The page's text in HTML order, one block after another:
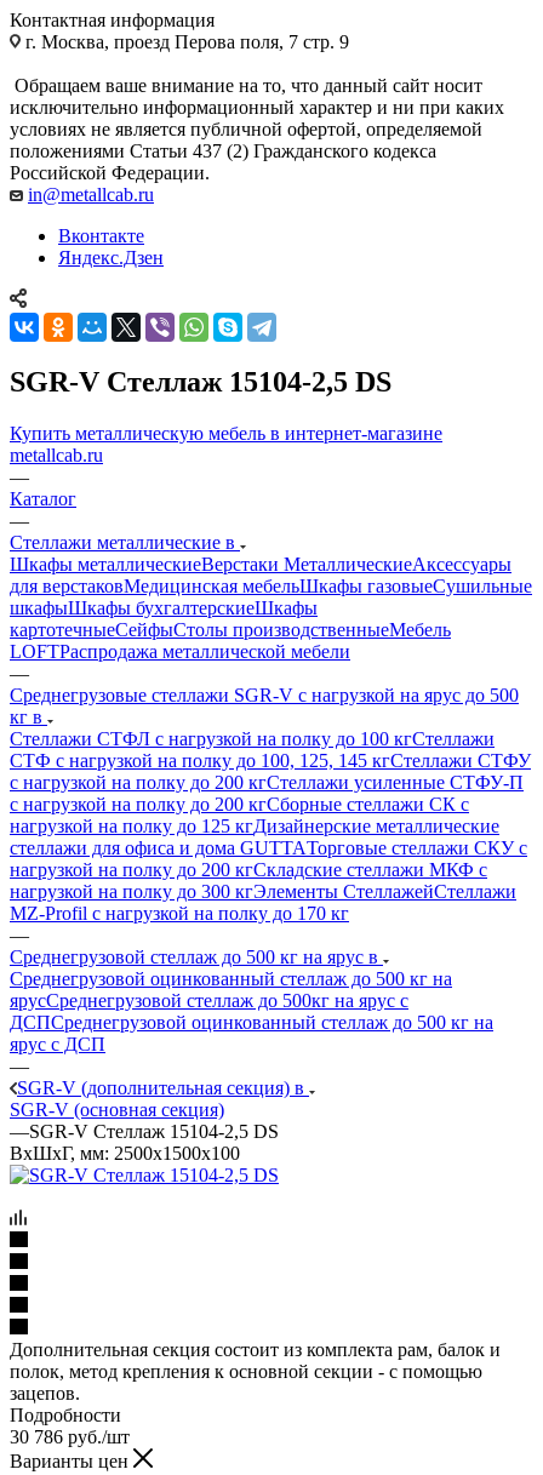
Контактная информация
г. Москва, проезд Перова поля, 7 стр. 9
Обращаем ваше внимание на то, что данный сайт носит
исключительно информационный характер и ни при каких
условиях не является публичной офертой, определяемой
положениями Статьи 437 (2) Гражданского кодекса
Российской Федерации.
in@metallcab.ru
Вконтакте
Яндекс.Дзен
SGR-V Стеллаж 15104-2,5 DS
Купить металлическую мебель в интернет-магазине
metallcab.ru
—
Каталог
—
Стеллажи металлические в
Шкафы металлическиеВерстаки МеталлическиеАксессуары
для верстаковМедицинская мебельШкафы газовыеСушильные
шкафыШкафы бухгалтерскиеШкафы
картотечныеСейфыСтолы производственныеМебель
LOFTРаспродажа металлической мебели
—
Среднегрузовые стеллажи SGR-V с нагрузкой на ярус до 500
кг в
Стеллажи СТФЛ с нагрузкой на полку до 100 кгСтеллажи
СТФ с нагрузкой на полку до 100, 125, 145 кгСтеллажи СТФУ
с нагрузкой на полку до 200 кгСтеллажи усиленные СТФУ-П
с нагрузкой на полку до 200 кгСборные стеллажи СК с
нагрузкой на полку до 125 кгДизайнерские металлические
стеллажи для офиса и дома GUTTAТорговые стеллажи СКУ с
нагрузкой на полку до 200 кгСкладские стеллажи МКФ с
нагрузкой на полку до 300 кгЭлементы СтеллажейСтеллажи
MZ-Profil с нагрузкой на полку до 170 кг
—
Среднегрузовой стеллаж до 500 кг на ярус в
Среднегрузовой оцинкованный стеллаж до 500 кг на
ярусСреднегрузовой стеллаж до 500кг на ярус с
ДСПСреднегрузовой оцинкованный стеллаж до 500 кг на
ярус с ДСП
—
SGR-V (дополнительная секция) в
SGR-V (основная секция)
—SGR-V Стеллаж 15104-2,5 DS
ВхШхГ, мм: 2500x1500x100
Дополнительная секция состоит из комплекта рам, балок и
полок, метод крепления к основной секции - с помощью
зацепов.
Подробности
30 786 руб./шт
Варианты цен